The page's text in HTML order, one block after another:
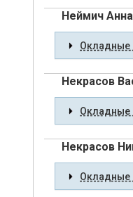
Неймич
Окладные
Некрасов
Окладные
Некрасов
Окладные